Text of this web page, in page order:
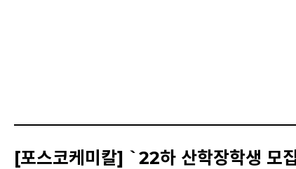
[포스코케미칼] `22하 산학장학생 모